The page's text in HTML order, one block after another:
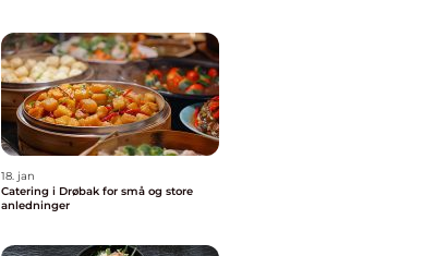
18. jan
Catering i Drøbak for små og store
anledninger